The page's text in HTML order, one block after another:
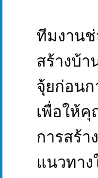
ทีมงานช่
สร้างบ้
จุ้ยก่อนก
เพื่อให้
การสร้า
แนวทา